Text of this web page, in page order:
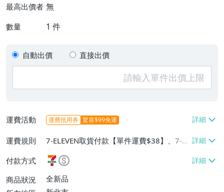
最高出價者 無
數量 1 件
自動出價 直接出價
運費活動 運費抵用券 驚喜$99免運
運費規則
7-ELEVEN取貨付款【單件運費$38】、7-EL
號【單件運費$60、滿20件或消費滿$5000
0免運費】
付款方式
商品狀況
全新品